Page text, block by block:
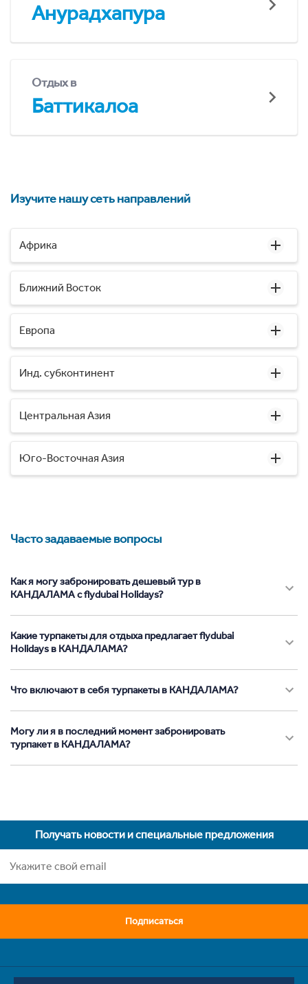
Анурадхапура
Отдых в
Баттикалоа
Изучите нашу сеть направлений
Африка
Ближний Восток
Европа
Инд. субконтинент
Центральная Азия
Юго-Восточная Азия
Часто задаваемые вопросы
Как я могу забронировать дешевый тур в
КАНДАЛАМА с flydubai Holidays?
Какие турпакеты для отдыха предлагает flydubai
Holidays в КАНДАЛАМА?
Что включают в себя турпакеты в КАНДАЛАМА?
Могу ли я в последний момент забронировать
турпакет в КАНДАЛАМА?
Получать новости и специальные предложения
Подписаться